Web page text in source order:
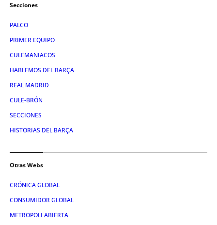
Secciones
PALCO
PRIMER EQUIPO
CULEMANIACOS
HABLEMOS DEL BARÇA
REAL MADRID
CULE-BRÓN
SECCIONES
HISTORIAS DEL BARÇA
Otras Webs
CRÓNICA GLOBAL
CONSUMIDOR GLOBAL
METROPOLI ABIERTA